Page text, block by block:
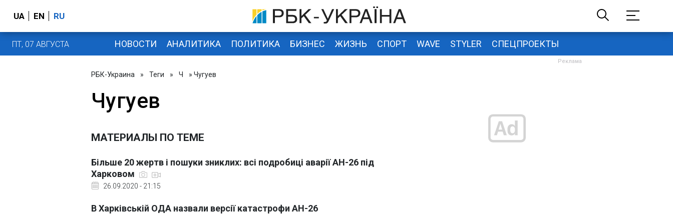
UA EN RU
ПТ, 07 АВГУСТА НОВОСТИ АНАЛИТИКА ПОЛИТИКА БИЗНЕС ЖИЗНЬ СПОРТ WAVE STYLER СПЕЦПРОЕКТЫ
РБК-Украина » Теги » Ч » Чугуев
Чугуев
МАТЕРИАЛЫ ПО ТЕМЕ
Більше 20 жертв і пошуки зниклих: всі подробиці аварії АН-26 під
Харковом
26.09.2020 - 21:15
В Харківській ОДА назвали версії катастрофи АН-26